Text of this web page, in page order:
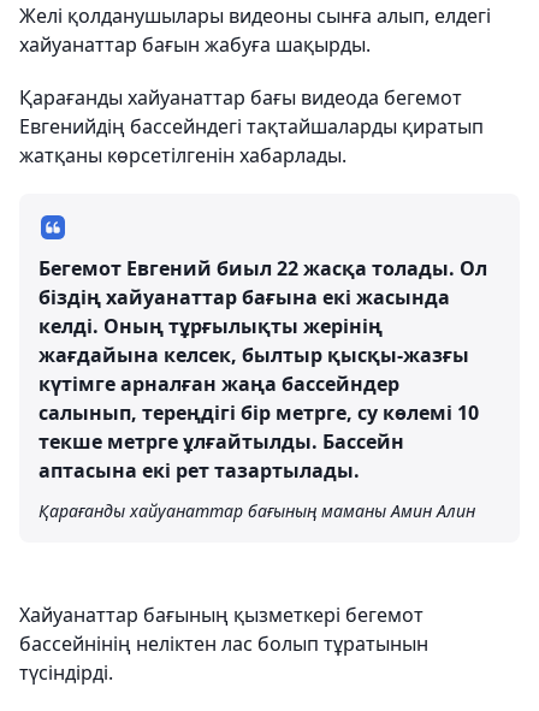
Желі қолданушылары видеоны сынға алып, елдегі
хайуанаттар бағын жабуға шақырды.
Қарағанды ​​хайуанаттар бағы видеода бегемот
Евгенийдің бассейндегі тақтайшаларды қиратып
жатқаны көрсетілгенін хабарлады.
Бегемот Евгений биыл 22 жасқа толады. Ол
біздің хайуанаттар бағына екі жасында
келді. Оның тұрғылықты жерінің
жағдайына келсек, былтыр қысқы-жазғы
күтімге арналған жаңа бассейндер
салынып, тереңдігі бір метрге, су көлемі 10
текше метрге ұлғайтылды. Бассейн
аптасына екі рет тазартылады.
Қарағанды ​​хайуанаттар бағының маманы Амин Алин
Хайуанаттар бағының қызметкері бегемот
бассейнінің неліктен лас болып тұратынын
түсіндірді.